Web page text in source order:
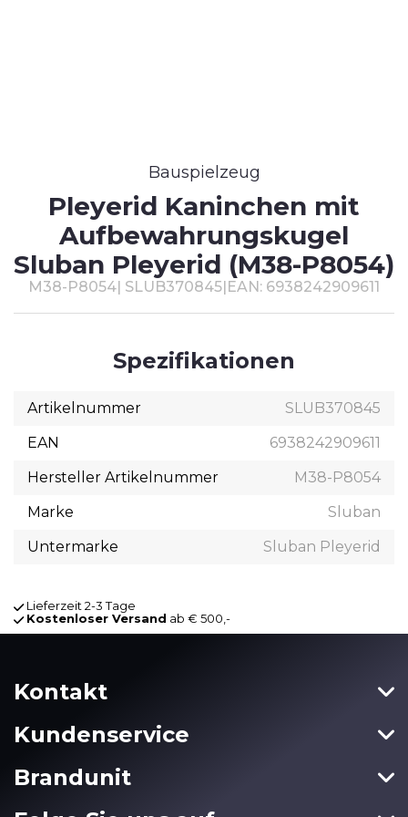
Bauspielzeug
Pleyerid Kaninchen mit
Aufbewahrungskugel
Sluban Pleyerid (M38-P8054)
M38-P8054| SLUB370845|EAN: 6938242909611
Spezifikationen
Artikelnummer
SLUB370845
EAN
6938242909611
Hersteller Artikelnummer
M38-P8054
Marke
Sluban
Untermarke
Sluban Pleyerid
Lieferzeit 2-3 Tage
Kostenloser Versand ab € 500,-
Kontakt
Kundenservice
Brandunit